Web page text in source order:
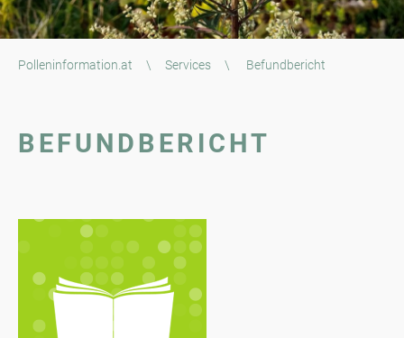
Polleninformation.at \ Services \ Befundbericht
BEFUNDBERICHT